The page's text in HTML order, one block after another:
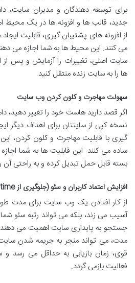
برای توسعه دهندگان و مدیران سایت،
جدید، قالب ها و افزونه ها در یک محیط
می کنند. این محیط ها به شما اجازه می
سایت اصلی، تغییرات را آزمایش و پس
ها را به سایت زنده منتقل کنید.
سهولت مهاجرت و کلون کردن وب سایت
اگر قصد دارید هاست خود را تغییر دهید،
نسخه کپی از سایتتان برای اهداف دیگر
گیری با قابلیت مهاجرت و کلون کردن،
ساده می کنند. این قابلیت ها به شما
بسته قابل حمل تبدیل کرده و به راحتی
افزایش اعتماد کاربران و سئو (جلوگیری از Downtime طولانی)
از کار افتادن یک وب سایت برای مدت
آسیب می زند، بلکه می تواند رتبه سئو
جستجو به پایداری سایت اهمیت می
مدت، می تواند منجر به جریمه شدن
قوی، زمان بازیابی به حداقل می رسد
فعالیت بازمی گردد.